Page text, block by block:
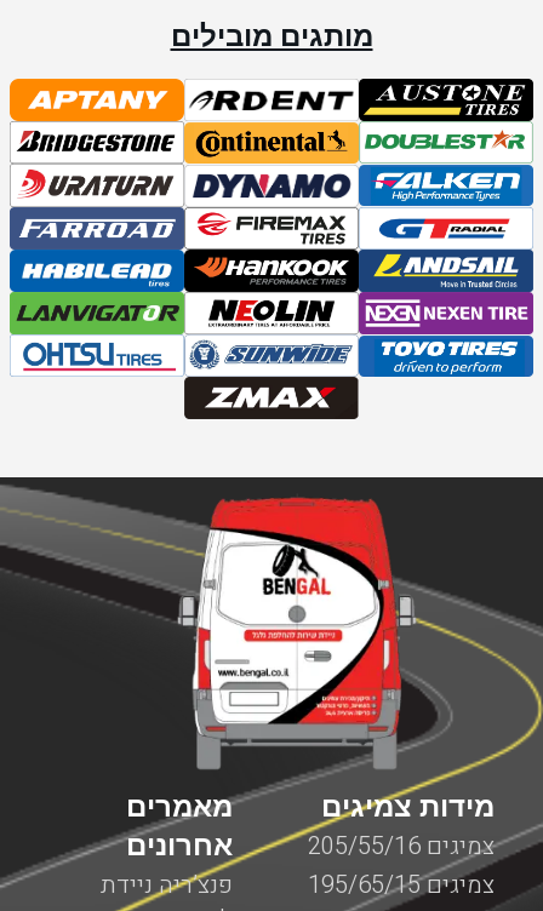
מותגים מובילים
מאמרים
אחרונים
פנצ’ריה ניידת
מידות צמיגים
צמיגים 205/55/16
צמיגים 195/65/15